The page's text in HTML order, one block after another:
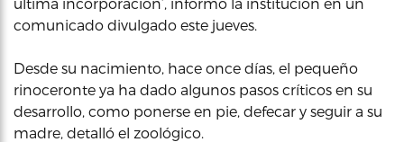
comunicado divulgado este jueves.
Desde su nacimiento, hace once días, el pequeño
rinoceronte ya ha dado algunos pasos críticos en su
desarrollo, como ponerse en pie, defecar y seguir a su
madre, detalló el zoológico.